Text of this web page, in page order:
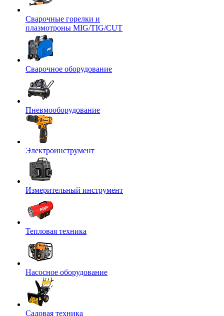
Сварочные горелки и
плазмотроны MIG/TIG/CUT
Сварочное оборудование
Пневмооборудование
Электроинструмент
Измерительный инструмент
Тепловая техника
Насосное оборудование
Садовая техника